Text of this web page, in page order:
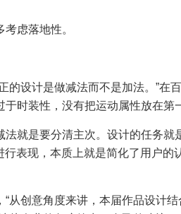
虑落地性。
的设计是做减法而不是加法。”在
时装性，没有把运动属性放在第
就是要分清主次。设计的任务就
行表现，本质上就是简化了用户的
从创意角度来讲，本届作品设计